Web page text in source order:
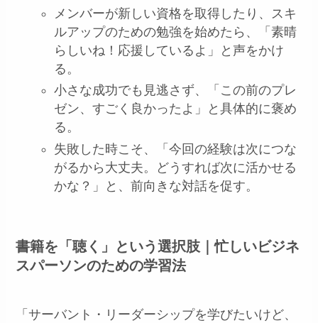
メンバーが新しい資格を取得したり、スキ
ルアップのための勉強を始めたら、「素晴
らしいね！応援しているよ」と声をかけ
る。
小さな成功でも見逃さず、「この前のプレ
ゼン、すごく良かったよ」と具体的に褒め
る。
失敗した時こそ、「今回の経験は次につな
がるから大丈夫。どうすれば次に活かせる
かな？」と、前向きな対話を促す。
書籍を「聴く」という選択肢｜忙しいビジネ
スパーソンのための学習法
「サーバント・リーダーシップを学びたいけど、